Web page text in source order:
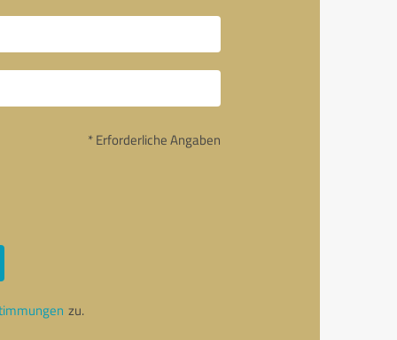
* Erforderliche Angaben
zu.